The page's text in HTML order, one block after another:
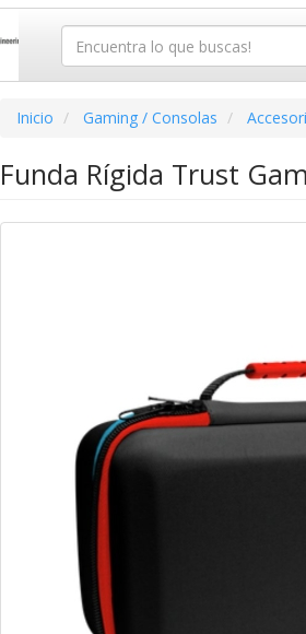
Inicio Gaming / Consolas
Funda Rígida Trust